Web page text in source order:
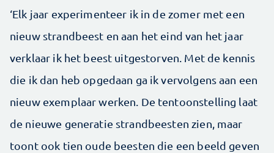
‘Elk jaar experimenteer ik in de zomer met een
nieuw strandbeest en aan het eind van het jaar
verklaar ik het beest uitgestorven. Met de kennis
die ik dan heb opgedaan ga ik vervolgens aan een
nieuw exemplaar werken. De tentoonstelling laat
de nieuwe generatie strandbeesten zien, maar
toont ook tien oude beesten die een beeld geven